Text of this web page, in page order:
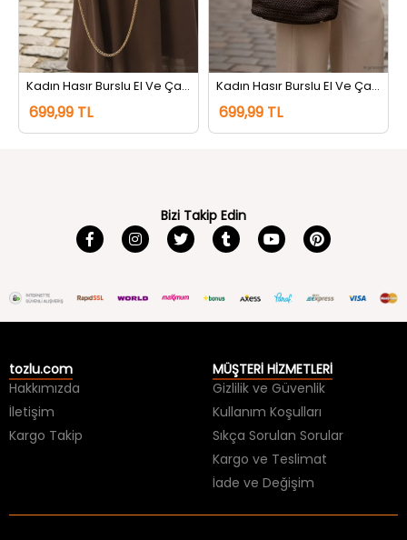
Kadın Hasır Burslu El Ve Çapraz Çanta Vizon
699,99 TL
Kadın Hasır Burslu El Ve Çapraz Çanta Kahve
699,99 TL
Bizi Takip Edin
tozlu.com
Hakkımızda
İletişim
Kargo Takip
MÜŞTERİ HİZMETLERİ
Gizlilik ve Güvenlik
Kullanım Koşulları
Sıkça Sorulan Sorular
Kargo ve Teslimat
İade ve Değişim